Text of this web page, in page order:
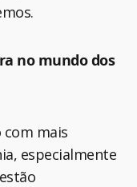
no mundo dos
mais
especialmente